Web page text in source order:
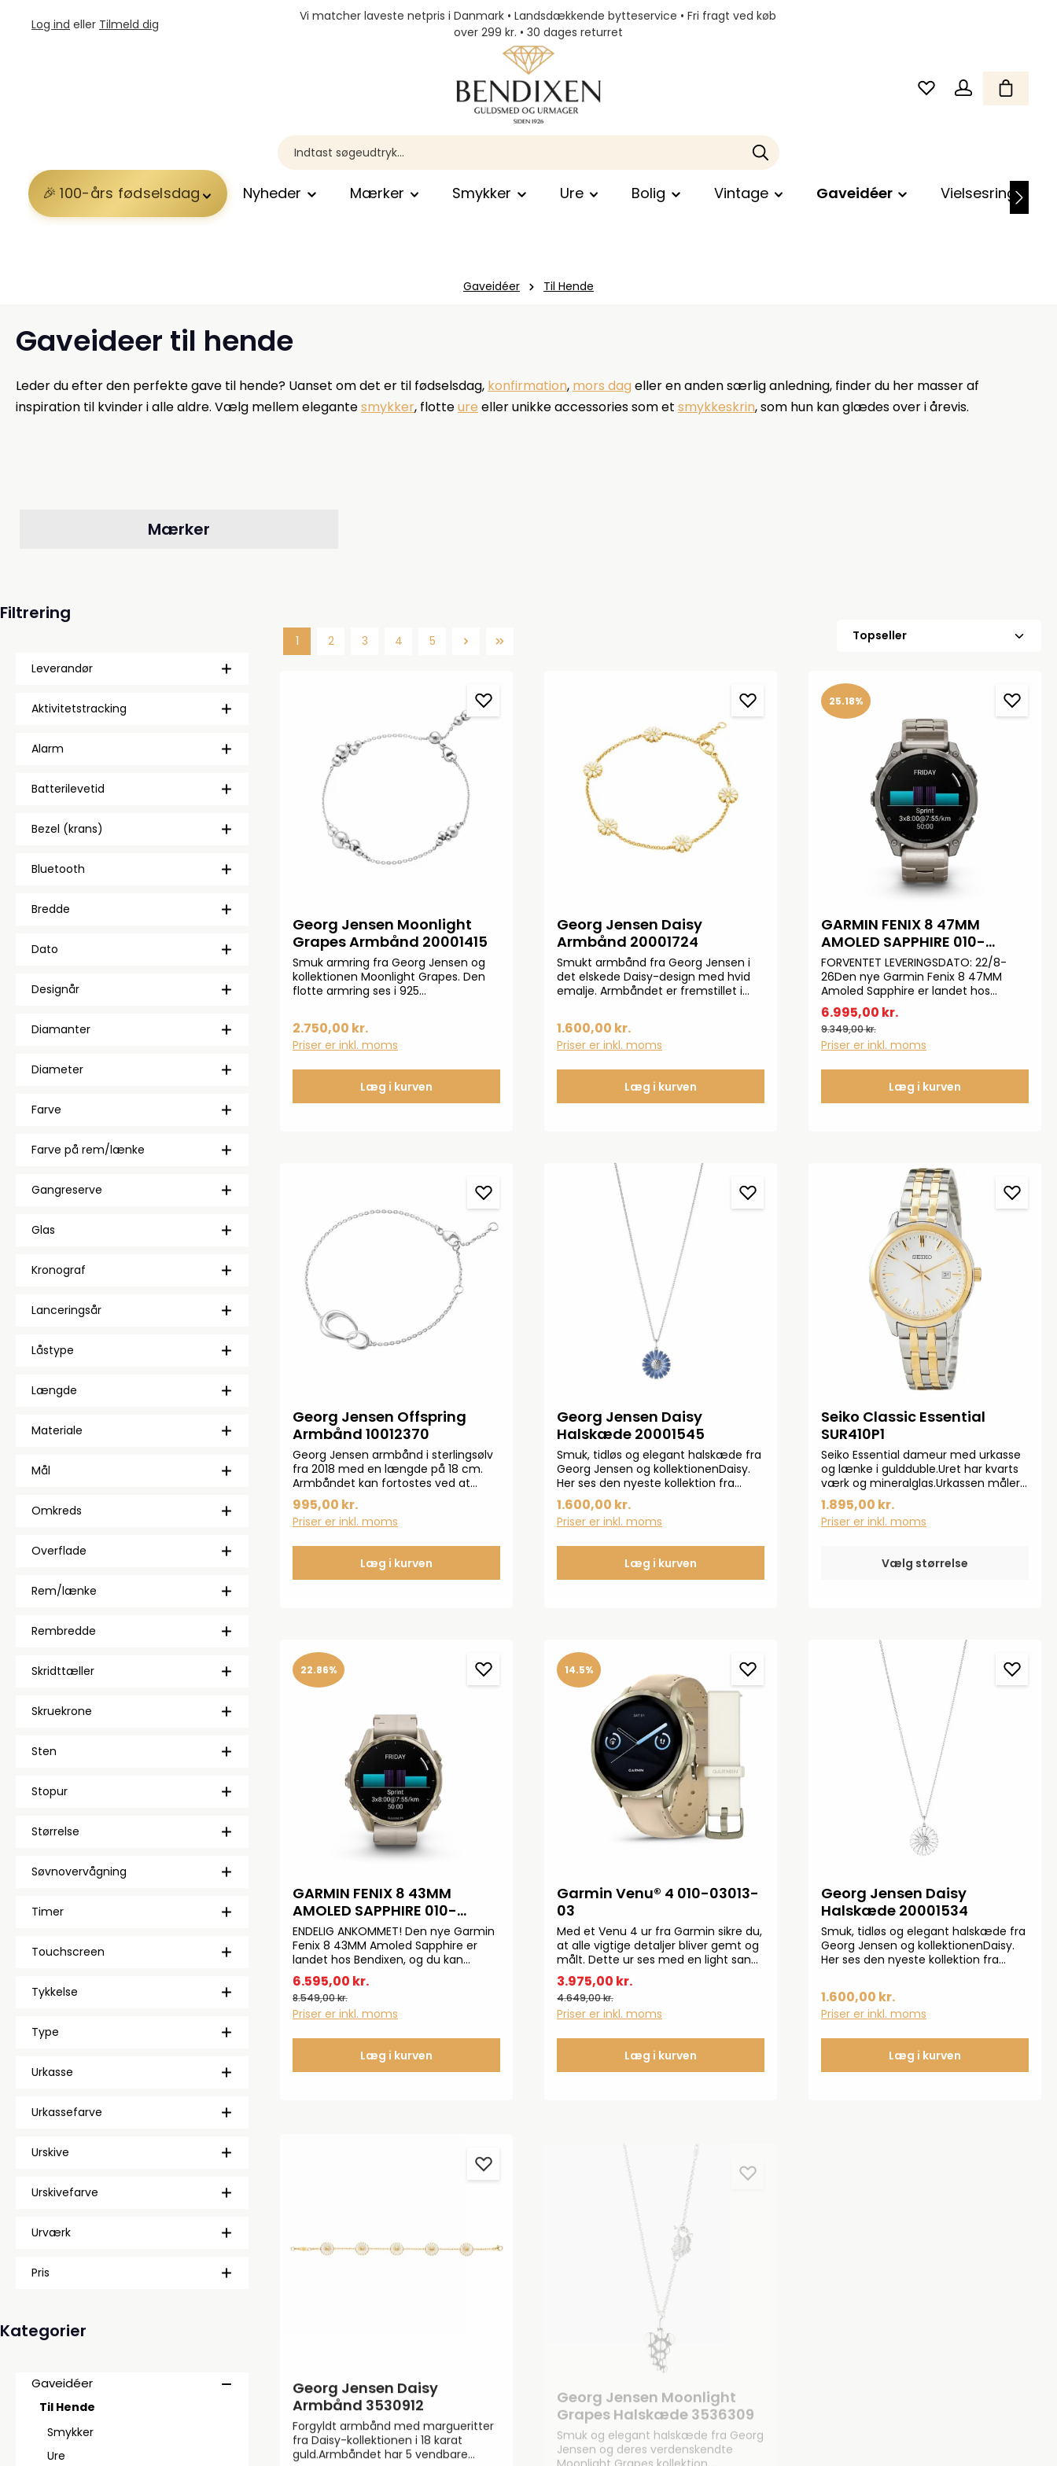
Log ind eller Tilmeld dig
Vi matcher laveste netpris i Danmark • Landsdækkende bytteservice • Fri fragt ved køb
over 299 kr. • 30 dages returret
100-års fødselsdag Nyheder Mærker Smykker Ure Bolig Vintage Gaveidéer Vielsesringe
Gaveidéer Til Hende
Gaveideer til hende
Leder du efter den perfekte gave til hende? Uanset om det er til fødselsdag, konfirmation, mors dag eller en anden særlig anledning, finder du her masser af
inspiration til kvinder i alle aldre. Vælg mellem elegantesmykker, flotteure eller unikke accessories som et smykkeskrin, som hun kan glædes over i årevis.
Mærker
Filtrering
Leverandør
Aktivitetstracking
Alarm
Batterilevetid
Bezel (krans)
Bluetooth
Bredde
Dato
Designår
Diamanter
Diameter
Farve
Farve på rem/lænke
Gangreserve
Glas
Kronograf
Lanceringsår
Låstype
Længde
Materiale
Mål
Omkreds
Overflade
Rem/lænke
Rembredde
Skridttæller
Skruekrone
Sten
Stopur
Størrelse
Søvnovervågning
Timer
Touchscreen
Tykkelse
Type
Urkasse
Urkassefarve
Urskive
Urskivefarve
Urværk
Pris
Kategorier
Gaveidéer
Til Hende
Smykker
Ure
Side
1 Side
2 Side
3 Side
4 Side
5
Georg Jensen Moonlight
Grapes Armbånd 20001415
Smuk armring fra Georg Jensen og
kollektionen Moonlight Grapes. Den
flotte armring ses i 925
18 cm
2.750,00 kr.
Priser er inkl. moms
Læg i kurven
Georg Jensen Daisy
Armbånd 20001724
Smukt armbånd fra Georg Jensen i
det elskede Daisy-design med hvid
emalje. Armbåndet er fremstillet i
guld. L: 190 mmØ: 18,5cm (kan
forkortes til 17cm ved hjælp af
øjerne)
1.600,00 kr.
Priser er inkl. moms
Læg i kurven
25.18%
GARMIN FENIX 8 47MM
AMOLED SAPPHIRE 010-
02904-40
FORVENTET LEVERINGSDATO: 22/8-
26Den nye Garmin Fenix 8 47MM
Amoled Sapphire er landet hos
Bendixen, og du kan allerede nu
bestille. Det nye Garmin Fenix 8 er
udstyret med en Amoled Sapphire
skærm og med de nyeste vilde
REMSøvnscore og indblikIndbygget
kortlægningLED-lommelygteGarmin
med stållænke og 73 g med titanium
6.995,00 kr.
9.349,00 kr.
Priser er inkl. moms
Læg i kurven
Georg Jensen Offspring
Armbånd 10012370
Georg Jensen armbånd i sterlingsølv
fra 2018 med en længde på 18 cm.
Armbåndet kan fortostes ved at
bruge øjerne.
995,00 kr.
Priser er inkl. moms
Læg i kurven
Georg Jensen Daisy
Halskæde 20001545
Smuk, tidløs og elegant halskæde fra
Georg Jensen og kollektionenDaisy.
Her ses den nyeste kollektion fra
foråret 2024. Denne nyfor-tolkning af
de klassiske Daisy halskæder ses i 925
genanvendt ster-lingsølv. Halskæden
vedhænget måler 18 mm.
1.600,00 kr.
Priser er inkl. moms
Læg i kurven
Seiko Classic Essential
SUR410P1
Seiko Essential dameur med urkasse
og lænke i guldduble.Uret har kvarts
værk og mineralglas.Urkassen måler
30 mm.Kvarts urværk betyder at uret
er elektronisk og styres af batteri
1.895,00 kr.
Priser er inkl. moms
Vælg størrelse
22.86%
GARMIN FENIX 8 43MM
AMOLED SAPPHIRE 010-
02903-40
ENDELIG ANKOMMET! Den nye Garmin
Fenix 8 43MM Amoled Sapphire er
landet hos Bendixen, og du kan
allerede nu bestille. Det nye Garmin
Fenix 8 er udstyret med en Amoled
Sapphire skærm og med de nyeste
vilde features. Vi vil liste en masse op
kortlægningLED-lommelygteGarmin
PayMusiklagerAmoled
6.595,00 kr.
8.549,00 kr.
Priser er inkl. moms
Læg i kurven
14.5%
Garmin Venu® 4 010-03013-
03
Med et Venu 4 ur fra Garmin sikre du,
at alle vigtige detaljer bliver gemt og
målt. Dette ur ses med en light sand
læderrem og med en ekstra bone
silikonerem. Uret har en diameter på
41 mm. Specifikationer:Op til 10 dages
batterilevetidGarmin EKG appLED-
skærmTouchscreen50 meter
vandtæthed
3.975,00 kr.
4.649,00 kr.
Priser er inkl. moms
Læg i kurven
Georg Jensen Daisy
Halskæde 20001534
Smuk, tidløs og elegant halskæde fra
Georg Jensen og kollektionenDaisy.
Her ses den nyeste kollektion fra
de klassiske Daisy halskæder ses i 925
genanvendt ster-lingsølv. Halskæden
måler 45 cm og længden på
1.600,00 kr.
Priser er inkl. moms
Læg i kurven
Georg Jensen Daisy
Armbånd 3530912
Forgyldt armbånd med margueritter
fra Daisy-kollektionen i 18 karat
guld.Armbåndet har 5 vendbare
Grapes Halskæde 3536309
Smuk og elegant halskæde fra Georg
Jensen og deres verdenskendte
Moonlight Grapes kollektion.